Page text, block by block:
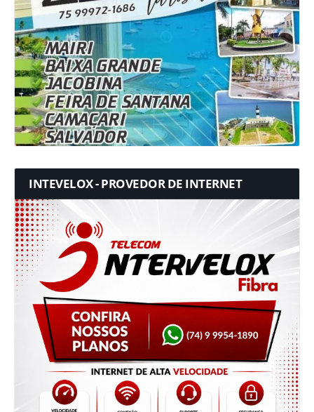
INTEVELOX - PROVEDOR DE INTERNET